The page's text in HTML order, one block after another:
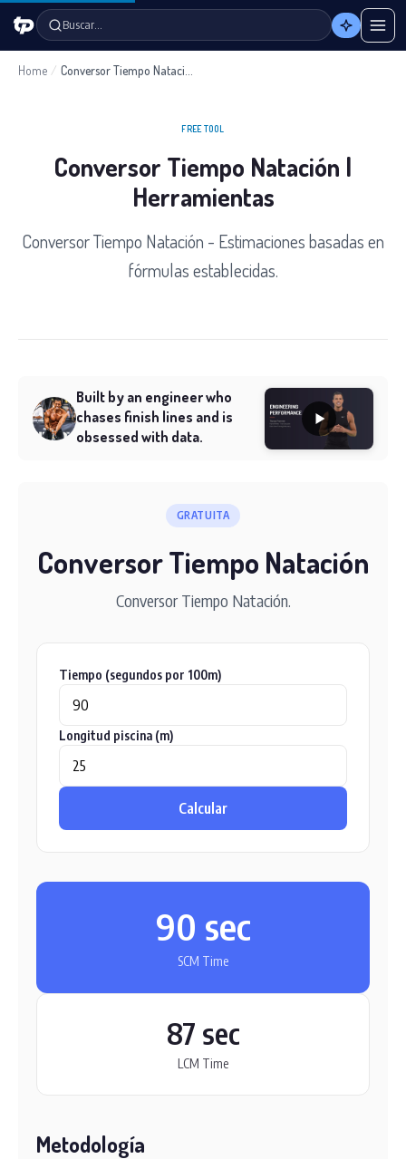
Buscar…
Home /
FREE TOOL
Conversor Tiempo Natación |
Herramientas
Conversor Tiempo Natación - Estimaciones basadas en
fórmulas establecidas.
Built by an engineer who
chases finish lines and is
obsessed with data.
GRATUITA
Conversor Tiempo Natación
Conversor Tiempo Natación.
Tiempo (segundos por 100m)
Longitud piscina (m)
Calcular
90 sec
SCM Time
87 sec
LCM Time
Metodología